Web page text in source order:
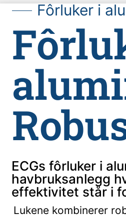
Fôrluker i
ECGs fôrluker i
havbruksanlegg
effektivitet står i
Lukene kombinerer